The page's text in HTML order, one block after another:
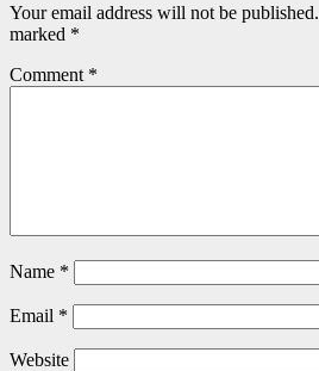
Your email address will not be published.
marked *
Comment *
Name *
Email *
Website